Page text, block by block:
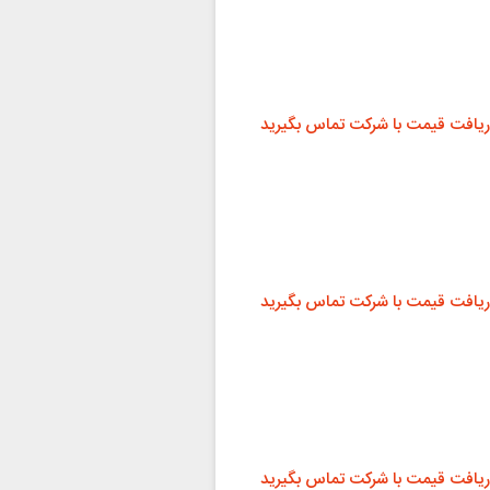
قیمت با شرکت تماس بگیرید
قیمت با شرکت تماس بگیرید
قیمت با شرکت تماس بگیرید